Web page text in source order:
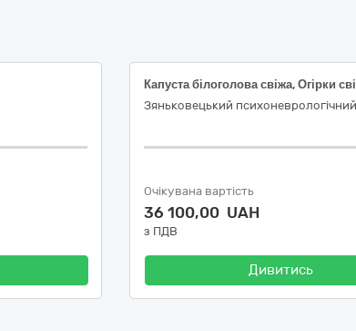
Зяньковецький
Очікувана вартість
36 100,00 UAH
з ПДВ
Дивитись